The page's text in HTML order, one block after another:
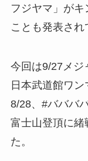
フジヤマ」が
ことも発表され
今回は9/27メジ
日本武道館ワン
8/28、#バババ
富士山登頂に緒
た。